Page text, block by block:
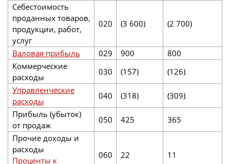
Себестоимость
проданных товаров,
продукции, работ,
услуг
020 (3 600) (2 700)
Валовая прибыль 029 900
800
Коммерческие
расходы
030 (157)
(126)
Управленческие
расходы
040 (318)
(309)
Прибыль (убыток)
от продаж
050 425
365
Прочие доходы и
расходы
Проценты к
060 22 11